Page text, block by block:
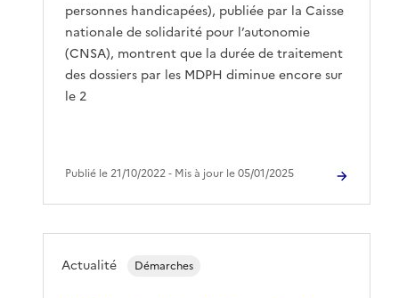
personnes handicapées), publiée par la Caisse
nationale de solidarité pour l’autonomie
(CNSA), montrent que la durée de traitement
des dossiers par les MDPH diminue encore sur
le 2
Publié le 21/10/2022 ‐ Mis à jour le 05/01/2025
Actualité Démarches